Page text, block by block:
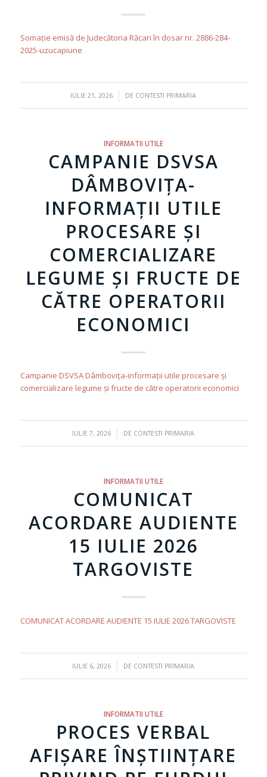
Somație emisă de Judecătoria Răcari în dosar nr. 2886-284-
2025-uzucapiune
IULIE 21, 2026
/ DE CONTESTI PRIMARIA
INFORMATII UTILE
CAMPANIE DSVSA
DÂMBOVIȚA-
INFORMAȚII UTILE
PROCESARE ȘI
COMERCIALIZARE
LEGUME ȘI FRUCTE DE
CĂTRE OPERATORII
ECONOMICI
Campanie DSVSA Dâmbovița-informații utile procesare și
comercializare legume și fructe de către operatorii economici
IULIE 7, 2026
/ DE CONTESTI PRIMARIA
INFORMATII UTILE
COMUNICAT
ACORDARE AUDIENTE
15 IULIE 2026
TARGOVISTE
COMUNICAT ACORDARE AUDIENTE 15 IULIE 2026 TARGOVISTE
IULIE 6, 2026
/ DE CONTESTI PRIMARIA
INFORMATII UTILE
PROCES VERBAL
AFIȘARE ÎNȘTIINȚARE